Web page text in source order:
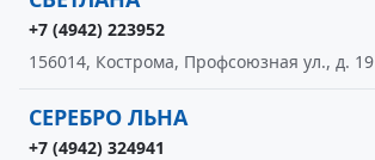
+7 (4942) 223952
156014, Кострома, Профсоюзная ул., д. 19
СЕРЕБРО ЛЬНА
+7 (4942) 324941